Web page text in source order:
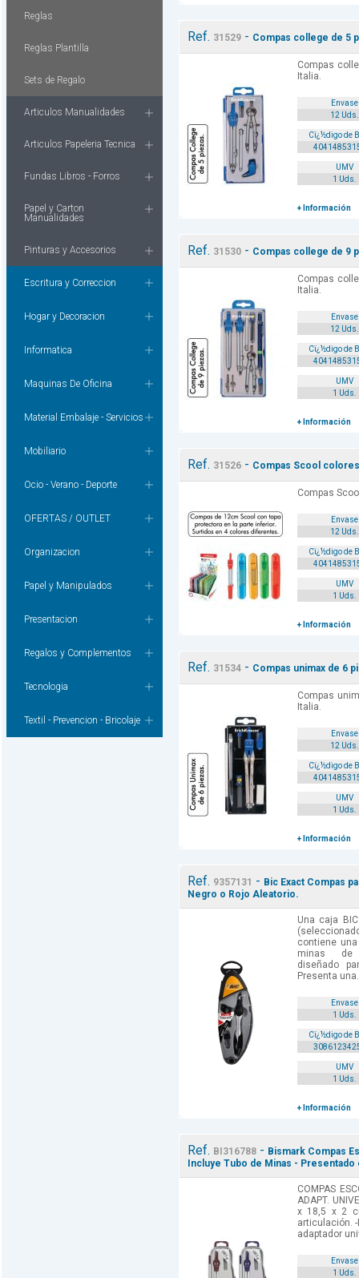
Reglas
Reglas Plantilla
Sets de Regalo
Articulos Manualidades
Articulos Papeleria Tecnica
Fundas Libros - Forros
Papel y Carton
Manualidades
Pinturas y Accesorios
Escritura y Correccion
Hogar y Decoracion
Informatica
Maquinas De Oficina
Material Embalaje - Servicios
Mobiliario
Ocio - Verano - Deporte
OFERTAS / OUTLET
Organizacion
Papel y Manipulados
Presentacion
Regalos y Complementos
Tecnologia
Textil - Prevencion - Bricolaje
Ref. 31529- Compas college de 5
Compas
Italia.
Envase
12 Uds.
Cï¿½digo de
UMV
1 Uds.
+ Información
Ref. 31530- Compas college de 9
Compas
Italia.
Envase
12 Uds.
Cï¿½digo de
UMV
1 Uds.
+ Información
Ref. 31526- Compas Scool
Compas
Envase
12 Uds.
Cï¿½digo de
UMV
1 Uds.
+ Información
Ref. 31534- Compas unimax de 6
Compas
Italia.
Envase
12 Uds.
Cï¿½digo de
UMV
1 Uds.
+ Información
Ref. 9357131 - Bic Exact Compas
Negro o Rojo Aleatorio.
Una caja
contiene
minas de
diseñado
Presenta
Envase
1 Uds.
Cï¿½digo de
UMV
1 Uds.
+ Información
Ref. BI316788- Bismark Compas
Incluye Tubo de Minas -
COMPAS
ADAPT.
x 18,5 x 2
articulación.
adaptador
Envase
1 Uds.